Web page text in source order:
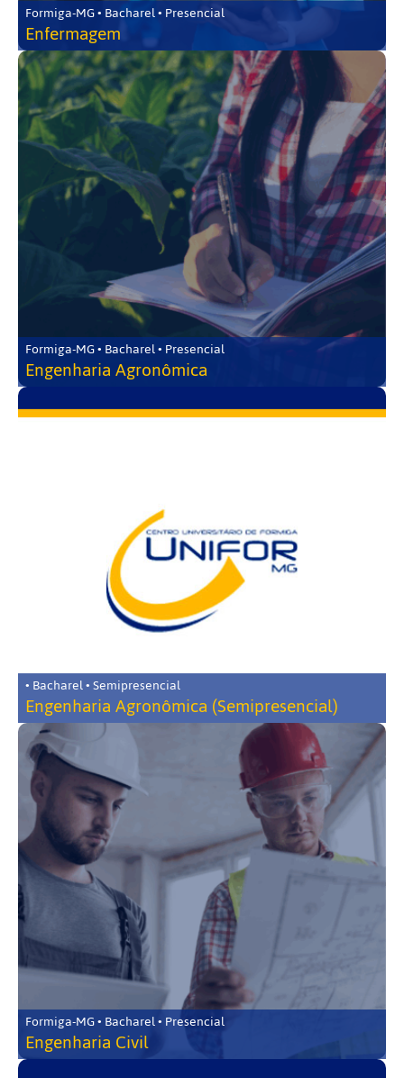
Formiga-MG • Bacharel • Presencial
Enfermagem
Formiga-MG • Bacharel • Presencial
Engenharia Agronômica
• Bacharel • Semipresencial
Engenharia Agronômica (Semipresencial)
Formiga-MG • Bacharel • Presencial
Engenharia Civil